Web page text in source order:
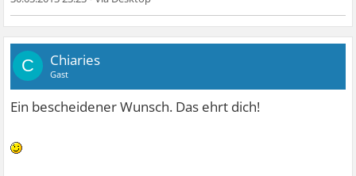
C Chiaries
Gast
Ein bescheidener Wunsch. Das ehrt dich!